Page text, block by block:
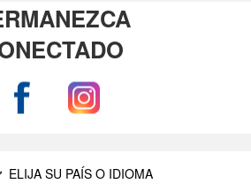
ELIJA SU PAÍS O IDIOMA